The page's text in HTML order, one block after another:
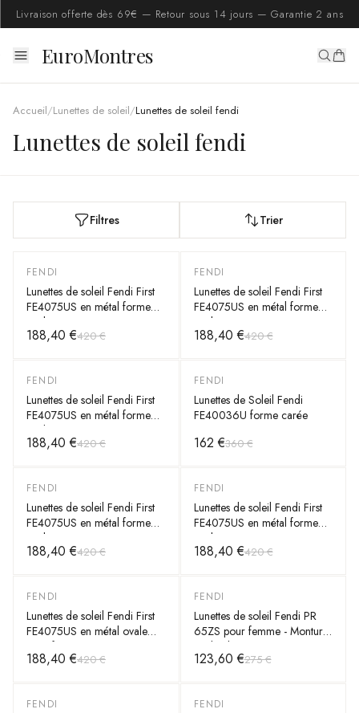
Livraison offerte dès 69€ — Retour sous 14 jours — Garantie 2 ans
EuroMontres
Accueil/Lunettes de soleil/Lunettes de soleil fendi
Lunettes de soleil fendi
Filtres Trier
-55%
FENDI
Lunettes de soleil Fendi First
FE4075US en métal forme
ovale
188,40 €420 €
-55%
FENDI
Lunettes de soleil Fendi First
FE4075US en métal forme
ovale
188,40 €420 €
-55%
FENDI
Lunettes de soleil Fendi First
FE4075US en métal forme
ovale
188,40 €420 €
-55%
FENDI
Lunettes de Soleil Fendi
FE40036U forme carée
162 €360 €
-55%
FENDI
Lunettes de soleil Fendi First
FE4075US en métal forme
ovale
188,40 €420 €
-55%
FENDI
Lunettes de soleil Fendi First
FE4075US en métal forme
ovale
188,40 €420 €
- 55%
FENDI
Lunettes de soleil Fendi First
FE4075US en métal ovale
pour femme
188,40 €420 €
- 55 %
FENDI
Lunettes de soleil Fendi PR
65ZS pour femme - Monture
ovale plastique
123,60 €275 €
-64%
FENDI -55%
FENDI